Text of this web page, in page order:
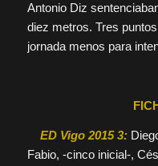
Antonio Diz
diez metros. Tres
jornada menos para
ED Vigo 2015 3:
Fabio, -cinco inicial-,